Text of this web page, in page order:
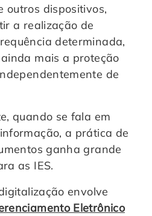
outros dispositivos,
a realização de
determinada,
mais a proteção
de
quando se fala em
a prática de
ganha grande
as IES.
envolve
Eletrônico